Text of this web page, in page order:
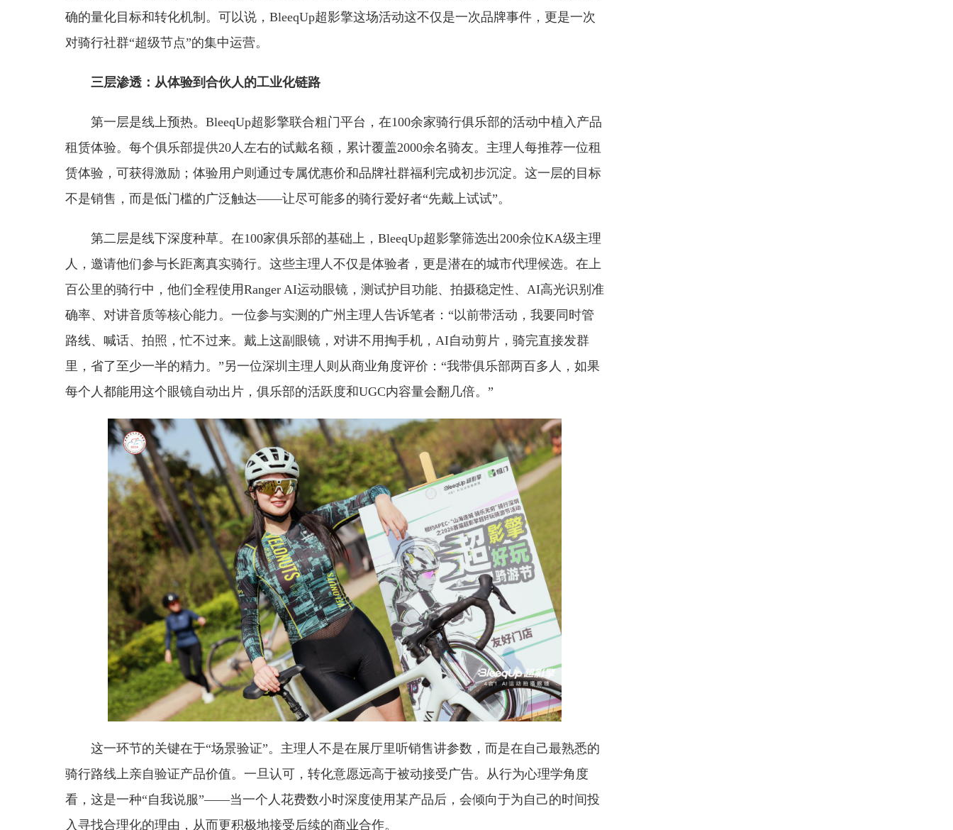
确的量化目标和转化机制。可以说，BleeqUp超影擎这场活动这不仅是一次品牌事件，更是一次
对骑行社群“超级节点”的集中运营。
三层渗透：从体验到合伙人的工业化链路
第一层是线上预热。BleeqUp超影擎联合粗门平台，在100余家骑行俱乐部的活动中植入产品
租赁体验。每个俱乐部提供20人左右的试戴名额，累计覆盖2000余名骑友。主理人每推荐一位租
赁体验，可获得激励；体验用户则通过专属优惠价和品牌社群福利完成初步沉淀。这一层的目标
不是销售，而是低门槛的广泛触达——让尽可能多的骑行爱好者“先戴上试试”。
第二层是线下深度种草。在100家俱乐部的基础上，BleeqUp超影擎筛选出200余位KA级主理
人，邀请他们参与长距离真实骑行。这些主理人不仅是体验者，更是潜在的城市代理候选。在上
百公里的骑行中，他们全程使用Ranger AI运动眼镜，测试护目功能、拍摄稳定性、AI高光识别准
确率、对讲音质等核心能力。一位参与实测的广州主理人告诉笔者：“以前带活动，我要同时管
路线、喊话、拍照，忙不过来。戴上这副眼镜，对讲不用掏手机，AI自动剪片，骑完直接发群
里，省了至少一半的精力。”另一位深圳主理人则从商业角度评价：“我带俱乐部两百多人，如果
每个人都能用这个眼镜自动出片，俱乐部的活跃度和UGC内容量会翻几倍。”
这一环节的关键在于“场景验证”。主理人不是在展厅里听销售讲参数，而是在自己最熟悉的
骑行路线上亲自验证产品价值。一旦认可，转化意愿远高于被动接受广告。从行为心理学角度
看，这是一种“自我说服”——当一个人花费数小时深度使用某产品后，会倾向于为自己的时间投
入寻找合理化的理由，从而更积极地接受后续的商业合作。